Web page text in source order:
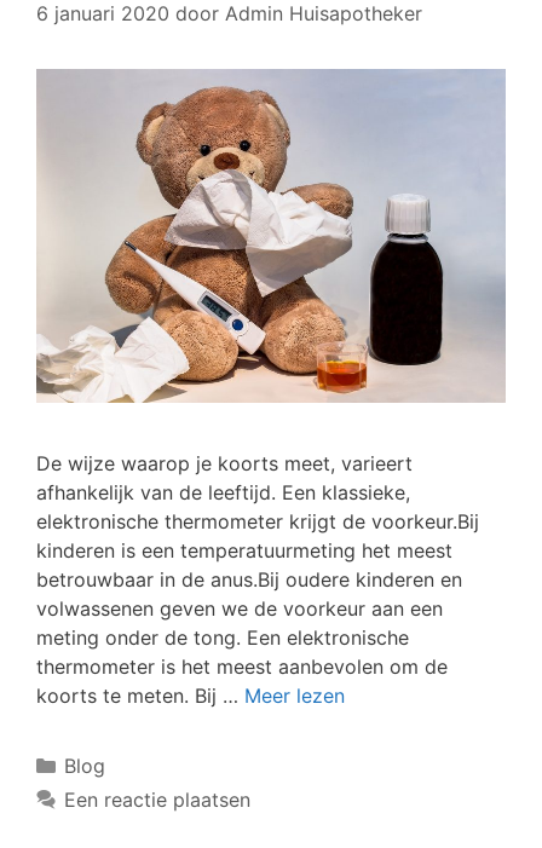
6 januari 2020 door Admin Huisapotheker
De wijze waarop je koorts meet, varieert
afhankelijk van de leeftijd. Een klassieke,
elektronische thermometer krijgt de voorkeur.Bij
kinderen is een temperatuurmeting het meest
betrouwbaar in de anus.Bij oudere kinderen en
volwassenen geven we de voorkeur aan een
meting onder de tong. Een elektronische
thermometer is het meest aanbevolen om de
koorts te meten. Bij … Meer lezen
Blog
Een reactie plaatsen